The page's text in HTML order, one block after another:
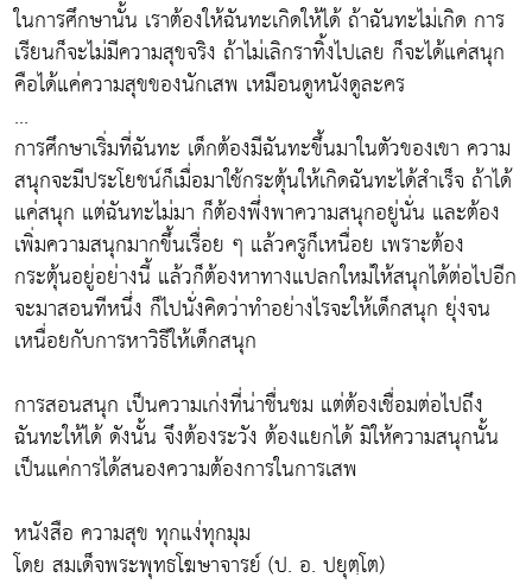
ในการศึกษานั้น เราต้องให้ฉันทะเกิดให้ได้ ถ้าฉันทะไม่เกิด การ
เรียนก็จะไม่มีความสุขจริง ถ้าไม่เลิกราทิ้งไปเลย ก็จะได้แค่สนุก
คือได้แค่ความสุขของนักเสพ เหมือนดูหนังดูละคร
...
การศึกษาเริ่มที่ฉันทะ เด็กต้องมีฉันทะขึ้นมาในตัวของเขา ความ
สนุกจะมีประโยชน์ก็เมื่อมาใช้กระตุ้นให้เกิดฉันทะได้สำเร็จ ถ้าได้
แค่สนุก แต่ฉันทะไม่มา ก็ต้องพึ่งพาความสนุกอยู่นั่น และต้อง
เพิ่มความสนุกมากขึ้นเรื่อย ๆ แล้วครูก็เหนื่อย เพราะต้อง
กระตุ้นอยู่อย่างนี้ แล้วก็ต้องหาทางแปลกใหม่ให้สนุกได้ต่อไปอีก
จะมาสอนทีหนึ่ง ก็ไปนั่งคิดว่าทำอย่างไรจะให้เด็กสนุก ยุ่งจน
เหนื่อยกับการหาวิธีให้เด็กสนุก
การสอนสนุก เป็นความเก่งที่น่าชื่นชม แต่ต้องเชื่อมต่อไปถึง
ฉันทะให้ได้ ดังนั้น จึงต้องระวัง ต้องแยกได้ มิให้ความสนุกนั้น
เป็นแค่การได้สนองความต้องการในการเสพ
หนังสือ ความสุข ทุกแง่ทุกมุม
โดย สมเด็จพระพุทธโฆษาจารย์ (ป. อ. ปยุตฺโต)